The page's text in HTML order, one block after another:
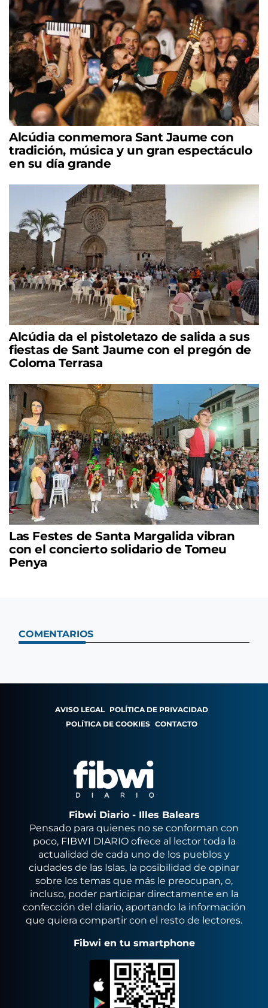
Alcúdia conmemora Sant Jaume con
tradición, música y un gran espectáculo
en su día grande
Alcúdia da el pistoletazo de salida a sus
fiestas de Sant Jaume con el pregón de
Coloma Terrasa
Las Festes de Santa Margalida vibran
con el concierto solidario de Tomeu
Penya
COMENTARIOS
AVISO LEGAL POLÍTICA DE PRIVACIDAD
POLÍTICA DE COOKIES CONTACTO
Fibwi Diario - Illes Balears
Pensado para quienes no se conforman con
poco, FIBWI DIARIO ofrece al lector toda la
actualidad de cada uno de los pueblos y
ciudades de las Islas, la posibilidad de opinar
sobre los temas que más le preocupan, o,
incluso, poder participar directamente en la
confección del diario, aportando la información
que quiera compartir con el resto de lectores.
Fibwi en tu smartphone